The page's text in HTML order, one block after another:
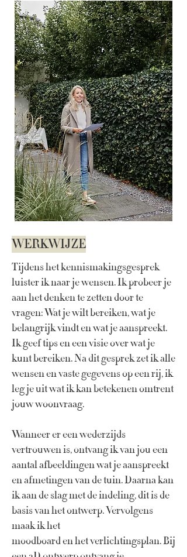
WERKWIJZE
Tijdens het kennismakingsgesprek
luister ik naar je wensen. Ik probeer je
aan het denken te zetten door te
vragen: Wat je wilt bereiken, wat je
belangrijk vindt en wat je aanspreekt.
Ik geef tips en een visie over wat je
kunt bereiken. Na dit gesprek zet ik alle
wensen en vaste gegevens op een rij, ik
leg je uit wat ik kan betekenen omtrent
jouw woonvraag.
Wanneer er een wederzijds
vertrouwen is, ontvang ik van jou een
aantal afbeeldingen wat je aanspreekt
en afmetingen van de tuin. Daarna kan
ik aan de slag met de indeling, dit is de
basis van het ontwerp. Vervolgens
maak ik het
moodboard en het verlichtingsplan. Bij